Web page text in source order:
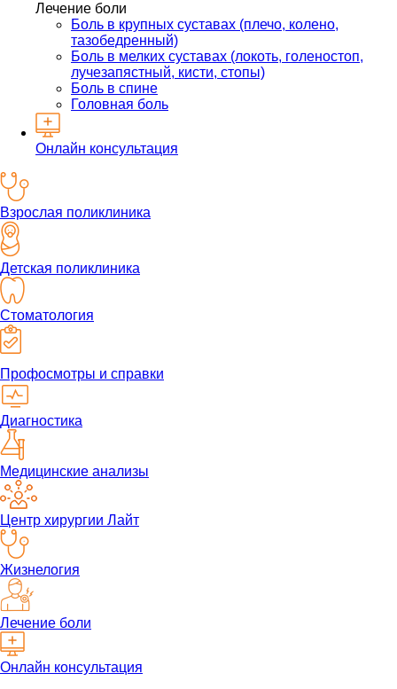
Лечение боли
Боль в крупных суставах (плечо, колено,
тазобедренный)
Боль в мелких суставах (локоть, голеностоп,
лучезапястный, кисти, стопы)
Боль в спине
Головная боль
Онлайн консультация
Взрослая поликлиника
Детская поликлиника
Стоматология
Профосмотры и справки
Диагностика
Медицинские анализы
Центр хирургии Лайт
Жизнелогия
Лечение боли
Онлайн консультация